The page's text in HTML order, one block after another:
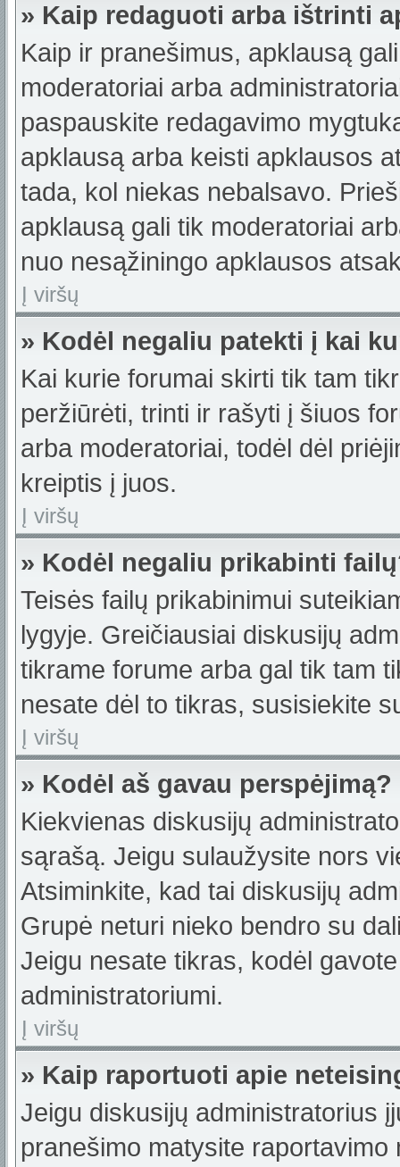
» Kaip redaguoti arba ištrinti
Kaip ir pranešimus, apklausą
moderatoriai arba
paspauskite redagavimo
apklausą arba keisti apklausos
tada, kol niekas nebalsavo.
apklausą gali tik moderatoriai
nuo nesąžiningo apklausos
Į viršų
» Kodėl negaliu patekti į kai
Kai kurie forumai skirti tik tam
peržiūrėti, trinti ir rašyti į šiuos
arba moderatoriai, todėl dėl
kreiptis į juos.
Į viršų
» Kodėl negaliu prikabinti
Teisės failų prikabinimui
lygyje. Greičiausiai diskusijų
tikrame forume arba gal tik tam
nesate dėl to tikras, susisiekite
Į viršų
» Kodėl aš gavau perspėjimą?
Kiekvienas diskusijų
sąrašą. Jeigu sulaužysite nors
Atsiminkite, kad tai diskusijų
Grupė neturi nieko bendro su
Jeigu nesate tikras, kodėl
administratoriumi.
Į viršų
» Kaip raportuoti apie
Jeigu diskusijų administratorius
pranešimo matysite